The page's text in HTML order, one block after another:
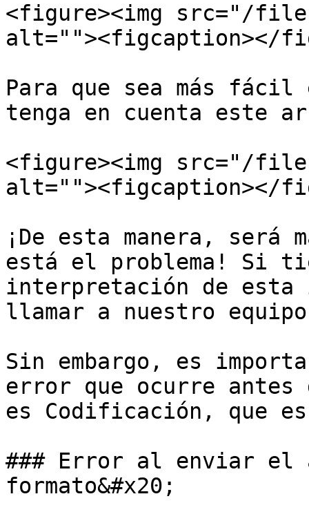
<figure><img src="/
alt=""><figcaption></
Para que sea más
tenga en cuenta este
<figure><img src="/files/
alt=""><figcaption></
¡De esta manera, será
está el problema! Si
interpretación de esta
llamar a nuestro
Sin embargo, es
error que ocurre
es Codificación, que
### Error al enviar el
formato&#x20;